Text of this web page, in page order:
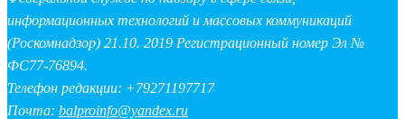
информационных технологий и массовых коммуникаций
(Роскомнадзор) 21.10. 2019 Регистрационный номер Эл №
ФС77-76894.
Телефон редакции: +79271197717
Почта: balproinfo@yandex.ru